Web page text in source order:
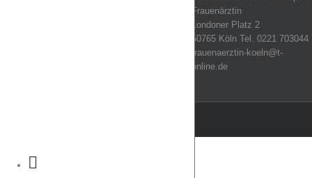
Frauenärztin
Londoner Platz 2
50765 Köln Tel. 0221 703044
frauenaerztin-koeln@t-
online.de